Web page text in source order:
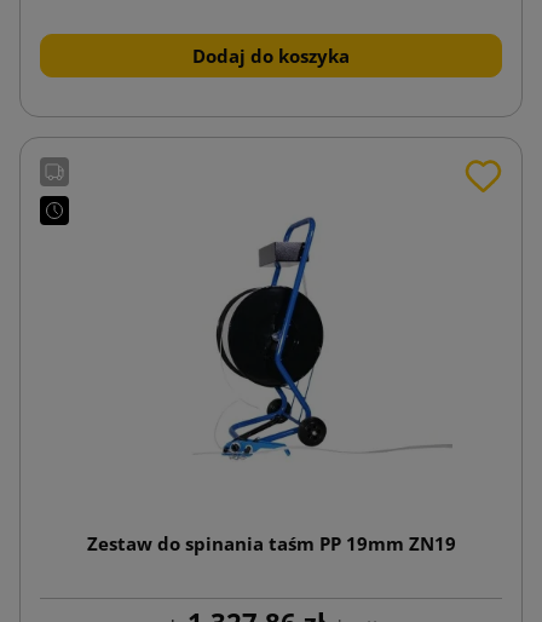
Dodaj do koszyka
Zestaw do spinania taśm PP 19mm ZN19